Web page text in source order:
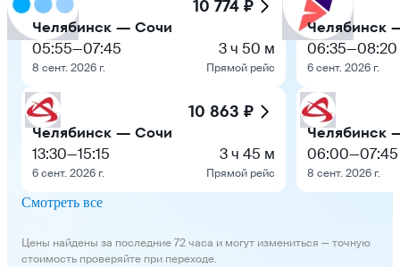
10 774 ₽
Челябинск — Сочи
05:55—07:45
8 сент. 2026 г.
3 ч 50 м
Прямой рейс
10 863 ₽
Челябинск — Сочи
13:30—15:15
6 сент. 2026 г.
3 ч 45 м
Прямой рейс
Челябинск
06:35—08:20
6 сент. 2026 г.
Челябинск
06:00—07:45
8 сент. 2026 г.
Смотреть все
Цены найдены за последние 72 часа и могут измениться — точную
стоимость проверяйте при переходе.